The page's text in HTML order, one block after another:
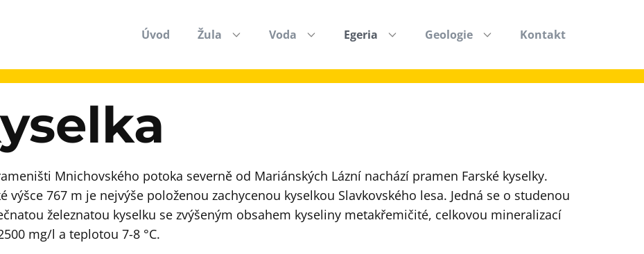
Úvod Žula Voda Egeria Geologie Kontakt
Mnichovského potoka severně od Mariánských Lázní nachází pramen Farské kyselky.
výšce 767 m je nejvýše položenou zachycenou kyselkou Slavkovského lesa. Jedná se o studenou
železnatou kyselku se zvýšeným obsahem kyseliny metakřemičité, celkovou mineralizací
mg/l a teplotou 7-8 °C.